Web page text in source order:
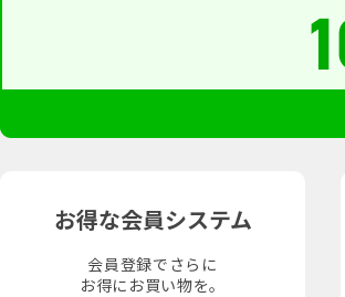
お得な会員システム
会員登録でさらに
お得にお買い物を。